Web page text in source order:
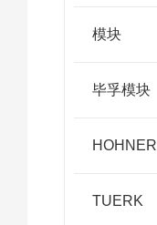
模块
毕孚模块
HOHNER
TUERK